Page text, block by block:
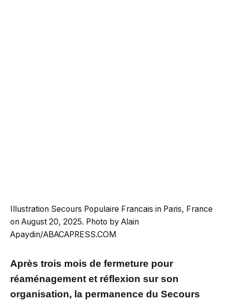
Illustration Secours Populaire Francais in Paris, France
on August 20, 2025. Photo by Alain
Apaydin/ABACAPRESS.COM
Après trois mois de fermeture pour
réaménagement et réflexion sur son
organisation, la permanence du Secours